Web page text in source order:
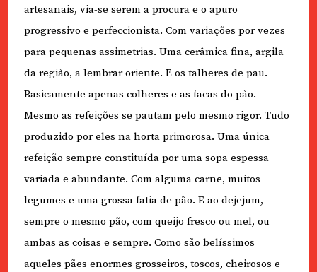
artesanais, via-se serem a procura e o apuro
progressivo e perfeccionista. Com variações por vezes
para pequenas assimetrias. Uma cerâmica fina, argila
da região, a lembrar oriente. E os talheres de pau.
Basicamente apenas colheres e as facas do pão.
Mesmo as refeições se pautam pelo mesmo rigor. Tudo
produzido por eles na horta primorosa. Uma única
refeição sempre constituída por uma sopa espessa
variada e abundante. Com alguma carne, muitos
legumes e uma grossa fatia de pão. E ao dejejum,
sempre o mesmo pão, com queijo fresco ou mel, ou
ambas as coisas e sempre. Como são belíssimos
aqueles pães enormes grosseiros, toscos, cheirosos e